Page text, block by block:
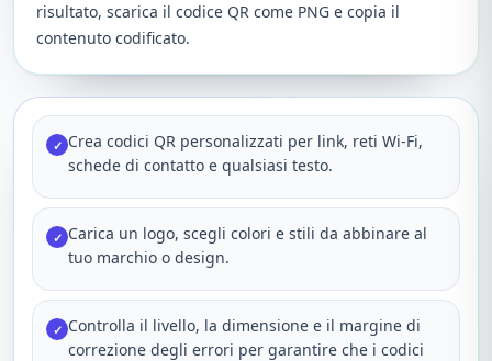
risultato, scarica il codice QR come PNG e copia il
contenuto codificato.
✓ Crea codici QR personalizzati per link, reti Wi‑Fi,
schede di contatto e qualsiasi testo.
✓ Carica un logo, scegli colori e stili da abbinare al
tuo marchio o design.
✓ Controlla il livello, la dimensione e il margine di
correzione degli errori per garantire che i codici